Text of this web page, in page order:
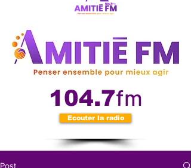
104.7fm
Ecouter la radio
Post